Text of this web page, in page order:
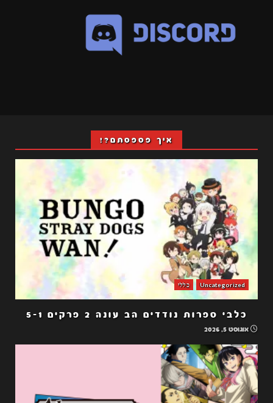
איך פספסתם?!
Uncategorized כללי
כלבי ספרות נודדים הב עונה 2 פרקים 5-1
אוגוסט 5, 2026